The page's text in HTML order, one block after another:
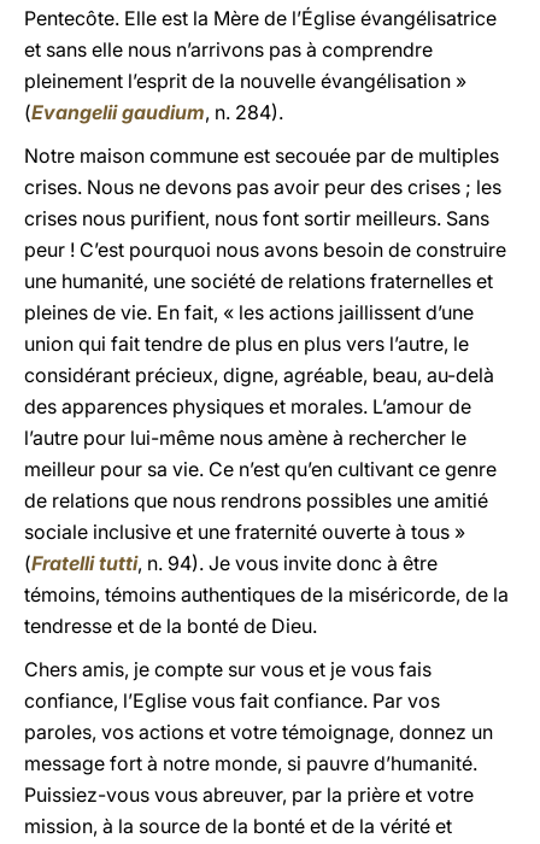
Pentecôte. Elle est la Mère de l’Église évangélisatrice
et sans elle nous n’arrivons pas à comprendre
pleinement l’esprit de la nouvelle évangélisation »
(Evangelii gaudium, n. 284).
Notre maison commune est secouée par de multiples
crises. Nous ne devons pas avoir peur des crises ; les
crises nous purifient, nous font sortir meilleurs. Sans
peur ! C’est pourquoi nous avons besoin de construire
une humanité, une société de relations fraternelles et
pleines de vie. En fait, « les actions jaillissent d’une
union qui fait tendre de plus en plus vers l’autre, le
considérant précieux, digne, agréable, beau, au-delà
des apparences physiques et morales. L’amour de
l’autre pour lui-même nous amène à rechercher le
meilleur pour sa vie. Ce n’est qu’en cultivant ce genre
de relations que nous rendrons possibles une amitié
sociale inclusive et une fraternité ouverte à tous »
(Fratelli tutti, n. 94). Je vous invite donc à être
témoins, témoins authentiques de la miséricorde, de la
tendresse et de la bonté de Dieu.
Chers amis, je compte sur vous et je vous fais
confiance, l’Eglise vous fait confiance. Par vos
paroles, vos actions et votre témoignage, donnez un
message fort à notre monde, si pauvre d’humanité.
Puissiez-vous vous abreuver, par la prière et votre
mission, à la source de la bonté et de la vérité et